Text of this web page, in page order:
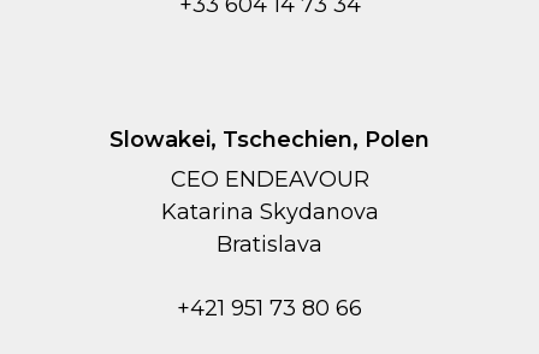
Slowakei, Tschechien, Polen
CEO ENDEAVOUR
Kаtarina Skydanova
Bratislava
+421 951 73 80 66